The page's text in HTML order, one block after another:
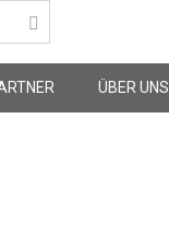
ÜBER UNS